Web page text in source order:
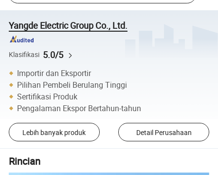
Yangde Electric Group Co., Ltd.
Klasifikasi 5.0/5
Importir dan Eksportir
Pilihan Pembeli Berulang Tinggi
Sertifikasi Produk
Pengalaman Ekspor Bertahun-tahun
Lebih banyak produk Detail Perusahaan
Rincian